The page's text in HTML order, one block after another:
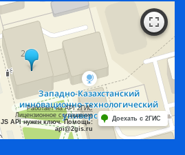
Работает на API 2ГИС
Лицензионное соглашение
API нужен ключ. Помощь:
api@2gis.ru
Доехать с 2ГИС